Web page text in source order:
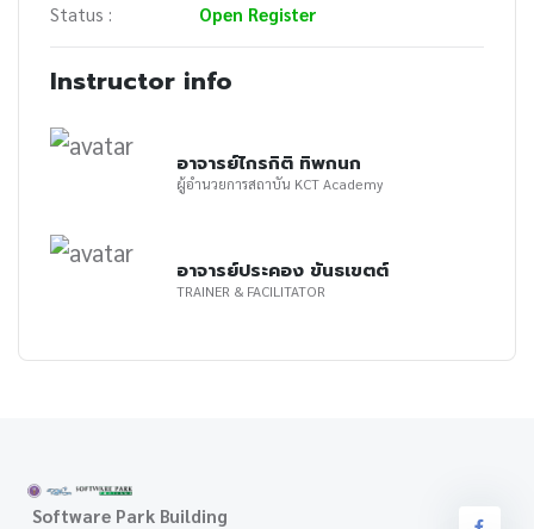
Status :
Open Register
Instructor info
อาจารย์ไกรกิติ ทิพกนก
ผู้อำนวยการสถาบัน KCT Academy
อาจารย์ประคอง ขันธเขตต์
TRAINER & FACILITATOR
Software Park Building